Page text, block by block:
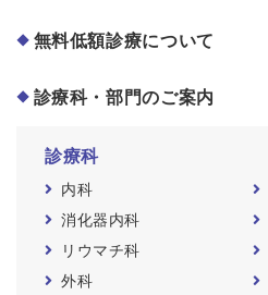
無料低額診療について
診療科・部門のご案内
診療科
内科
消化器内科
リウマチ科
外科